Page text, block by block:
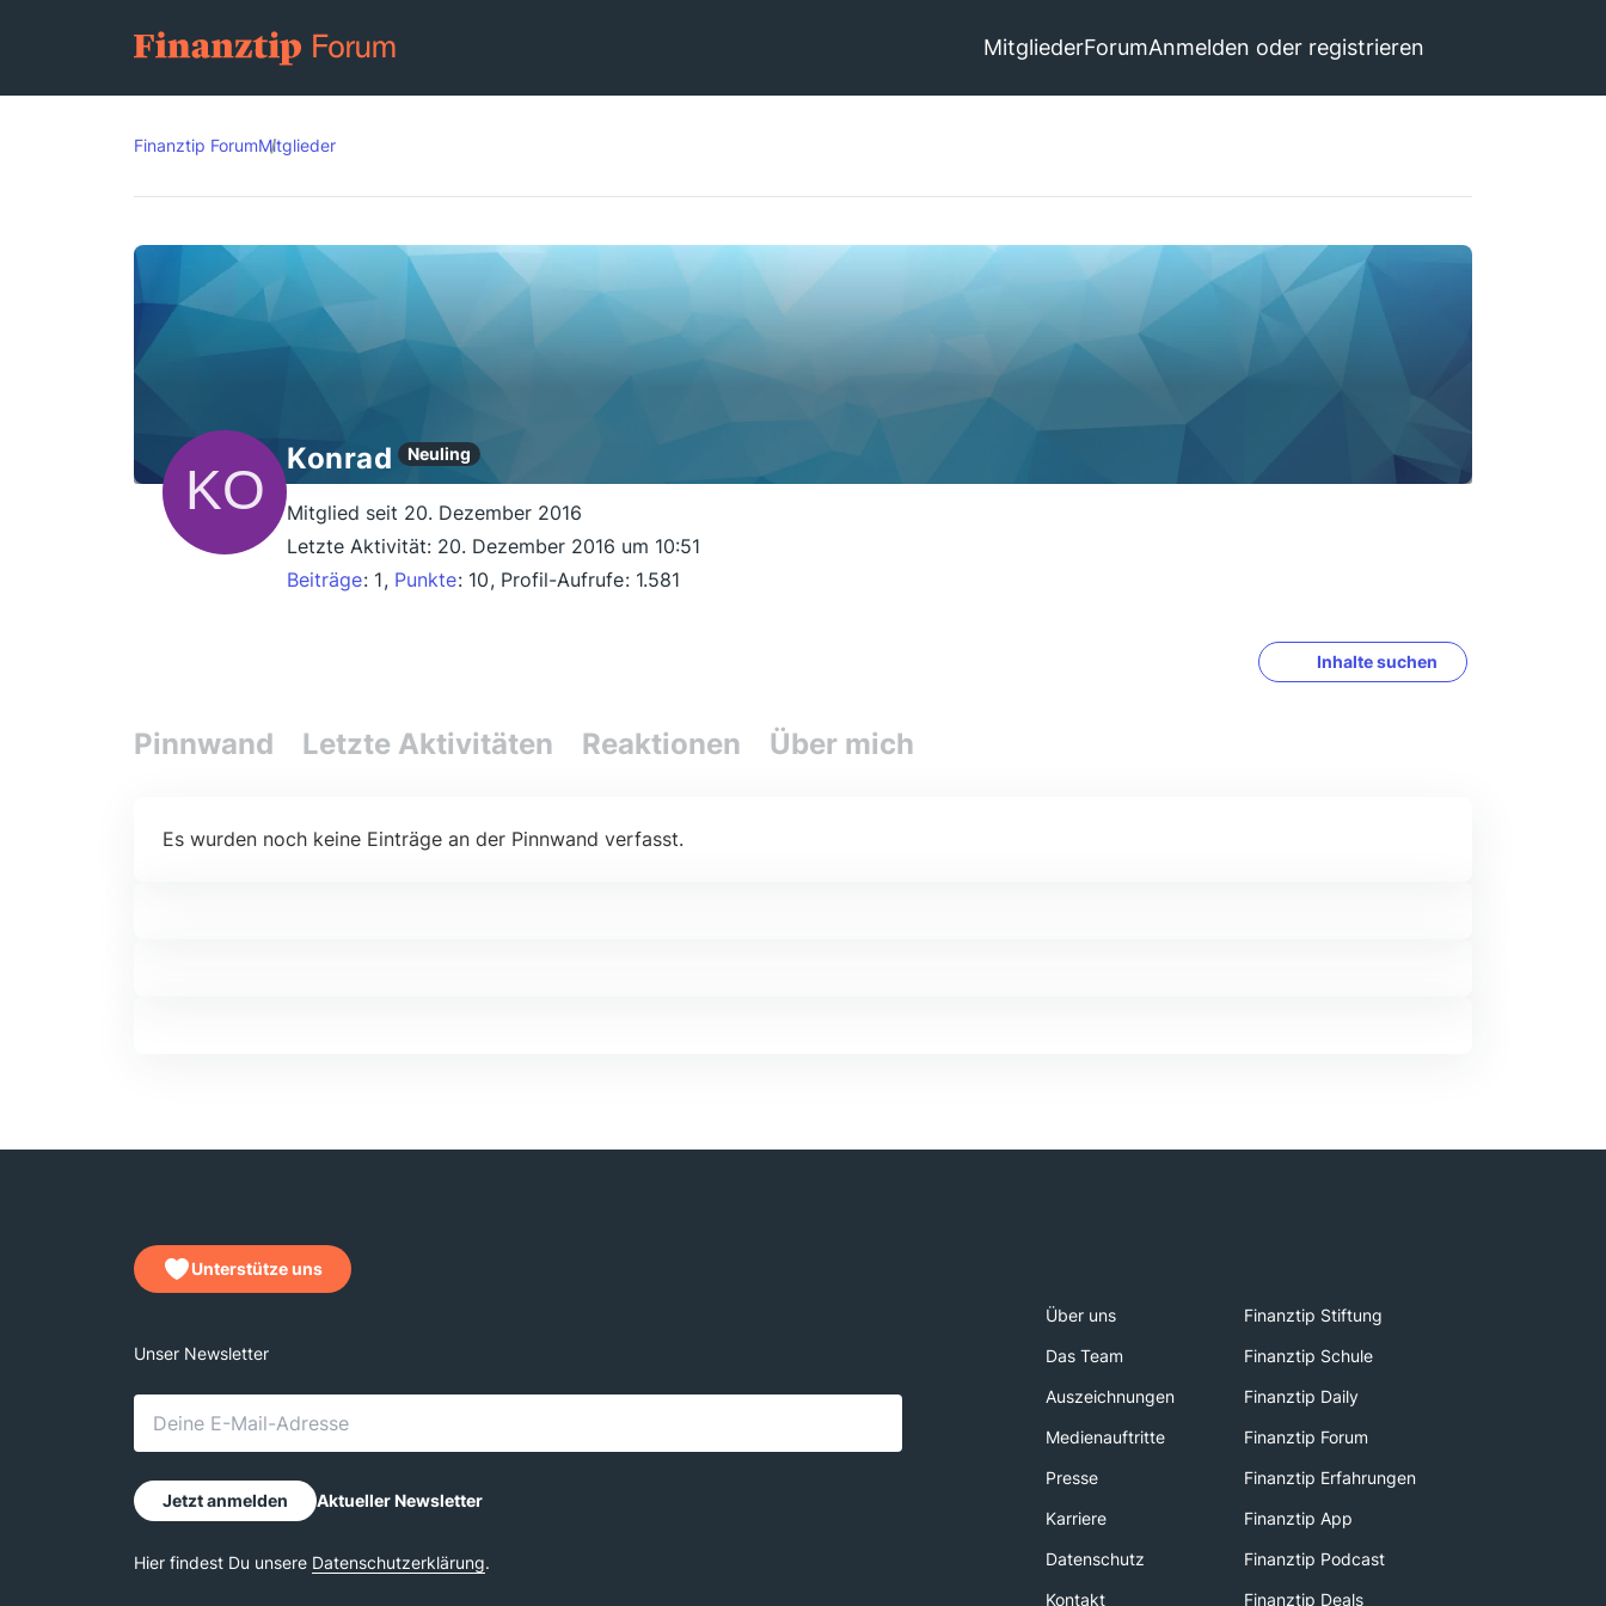
MitgliederForumAnmelden oder registrieren
Finanztip ForumMitglieder
Konrad Neuling
Mitglied seit 20. Dezember 2016
Letzte Aktivität: 20. Dezember 2016 um 10:51
Beiträge 1 Punkte 10 Profil-Aufrufe 1.581
Inhalte suchen
Pinnwand Letzte Aktivitäten Reaktionen Über mich
Es wurden noch keine Einträge an der Pinnwand verfasst.
Unterstütze uns
Über uns
Finanztip Stiftung
Das Team
Finanztip Schule
Auszeichnungen
Finanztip Daily
Medienauftritte
Finanztip Forum
Presse
Finanztip Erfahrungen
Karriere
Finanztip App
Datenschutz
Finanztip Podcast
Kontakt
Finanztip Deals